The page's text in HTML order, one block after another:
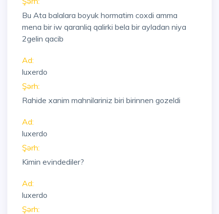
Bu Ata balalara boyuk hormatim coxdi amma
mena bir iw qaranliq qalirki bela bir ayladan niya
2gelin qacib
Ad:
luxerdo
Şərh:
Rahide xanim mahnilariniz biri birinnen gozeldi
Ad:
luxerdo
Şərh:
Kimin evindediler?
Ad:
luxerdo
Şərh: